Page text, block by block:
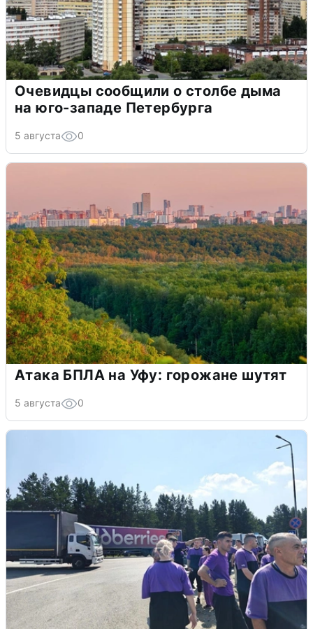
Очевидцы сообщили о столбе дыма
на юго-западе Петербурга
5 августа 0
Атака БПЛА на Уфу: горожане шутят
5 августа 0